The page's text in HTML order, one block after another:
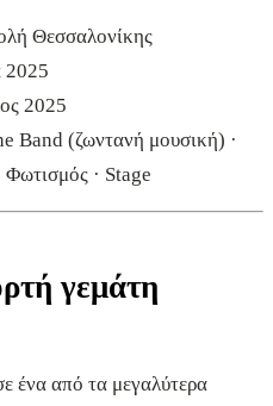
Θεσσαλονίκης
2025
2025
Band (ζωντανή μουσική) ·
· Stage
γεμάτη
ένα από τα μεγαλύτερα